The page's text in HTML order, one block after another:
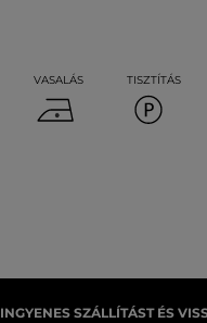
VASALÁS TISZTÍTÁS
INGYENES SZÁLLÍTÁST ÉS